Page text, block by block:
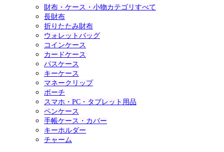
財布・ケース・小物カテゴリすべて
長財布
折りたたみ財布
ウォレットバッグ
コインケース
カードケース
パスケース
キーケース
マネークリップ
ポーチ
スマホ・PC・タブレット用品
ペンケース
手帳ケース・カバー
キーホルダー
チャーム